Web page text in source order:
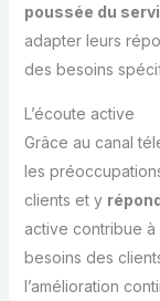
poussée du
adapter leurs
des besoins
L’écoute active
Grâce au canal
les
clients et y
active contribue
besoins des
l’amélioration